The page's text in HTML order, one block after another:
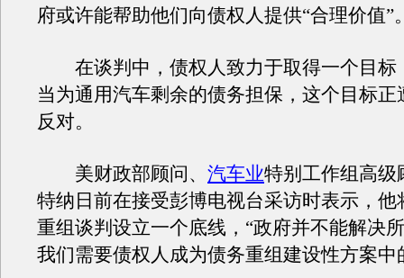
府或许能帮助他们向债权人提供“合理价值”
在谈判中，债权人致力于取得一个目标
当为通用汽车剩余的债务担保，这个目标正
反对。
美财政部顾问、 汽车业特别工作组高级
特纳日前在接受彭博电视台采访时表示，他
重组谈判设立一个底线，“政府并不能解决
我们需要债权人成为债务重组建设性方案中